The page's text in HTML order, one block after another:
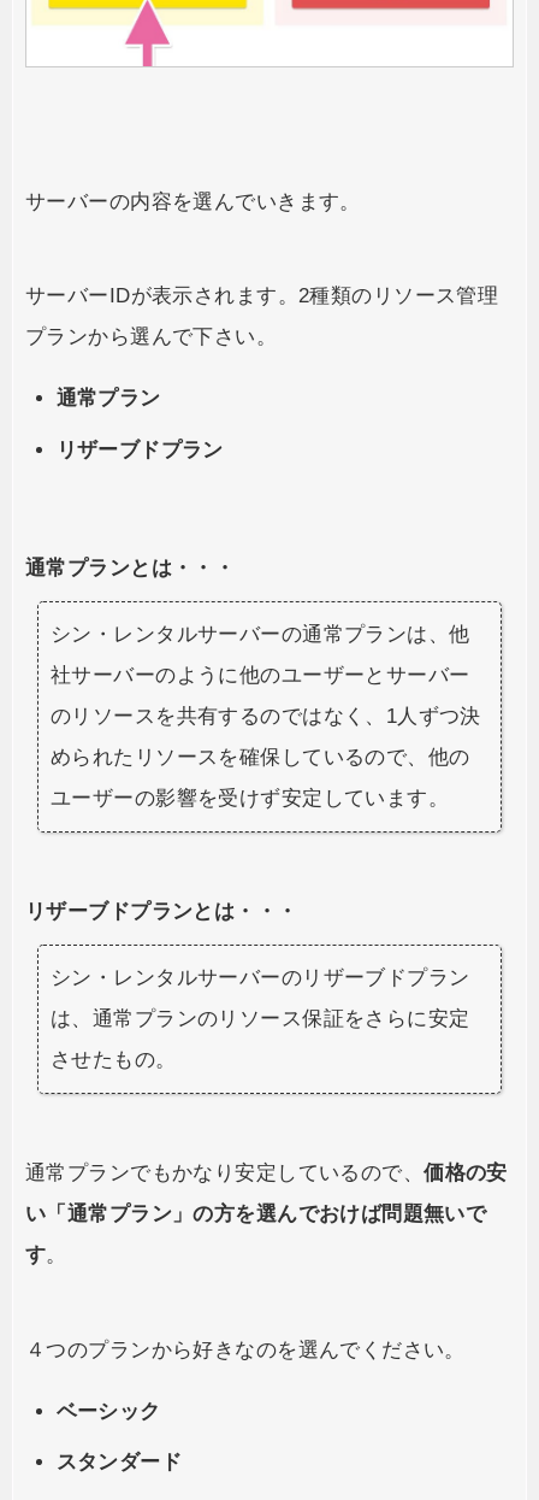
サーバーの内容を選んでいきます。
サーバーIDが表示されます。2種類のリソース管理
プランから選んで下さい。
通常プラン
リザーブドプラン
通常プランとは・・・
シン・レンタルサーバーの通常プランは、他
社サーバーのように他のユーザーとサーバー
のリソースを共有するのではなく、1人ずつ決
められたリソースを確保しているので、他の
ユーザーの影響を受けず安定しています。
リザーブドプランとは・・・
シン・レンタルサーバーのリザーブドプラン
は、通常プランのリソース保証をさらに安定
させたもの。
通常プランでもかなり安定しているので、価格の安
い「通常プラン」の方を選んでおけば問題無いで
す。
４つのプランから好きなのを選んでください。
ベーシック
スタンダード